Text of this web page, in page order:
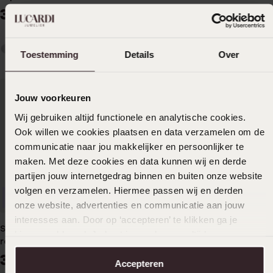
Toestemming Details Over
Jouw voorkeuren
Wij gebruiken altijd functionele en analytische cookies.
Ook willen we cookies plaatsen en data verzamelen om de
communicatie naar jou makkelijker en persoonlijker te
maken. Met deze cookies en data kunnen wij en derde
partijen jouw internetgedrag binnen en buiten onze website
volgen en verzamelen. Hiermee passen wij en derden
onze website, advertenties en communicatie aan jouw
interesses aan. Door op ‘accepteren’ te klikken ga je
aanpassen. Lees er meer over in onscookiebeleid.
Accepteren
39
Gerecycleerd stainless steel
herenring met zwarte band
29
Stainless steel ring mat
reptiel met zwarte
accenten
39
Personaliseer
herenring met zwarte kabel
Personaliseer Duurzamer